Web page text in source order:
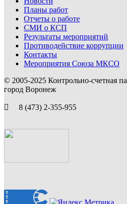
Планы работ
Отчеты о работе
СМИ о КСП
Результаты мероприятий
Противодействие коррупции
Контакты
Мероприятия Союза МКСО
© 2005-2025 Контрольно-счетная
город Воронеж
8 (473) 2-355-955